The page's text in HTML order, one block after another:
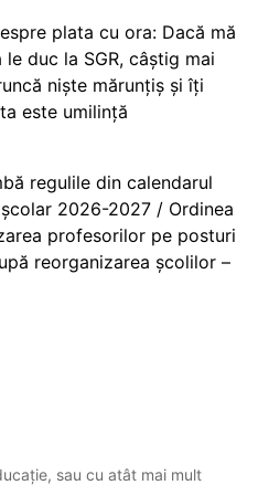
plata cu ora: Dacă mă
duc la SGR, câștig mai
niște mărunțiș și îți
este umilință
regulile din calendarul
2026-2027 / Ordinea
profesorilor pe posturi
reorganizarea școlilor –
sau cu atât mai mult